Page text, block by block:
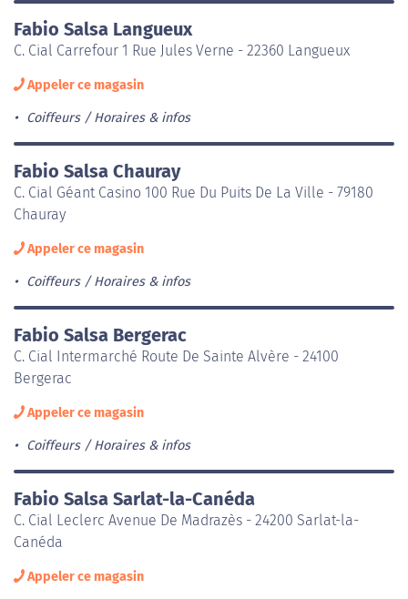
Fabio Salsa Langueux
C. Cial Carrefour 1 Rue Jules Verne - 22360 Langueux
Appeler ce magasin
Coiffeurs Horaires & infos
Fabio Salsa Chauray
C. Cial Géant Casino 100 Rue Du Puits De La Ville - 79180
Chauray
Appeler ce magasin
Coiffeurs Horaires & infos
Fabio Salsa Bergerac
C. Cial Intermarché Route De Sainte Alvère - 24100
Bergerac
Appeler ce magasin
Coiffeurs Horaires & infos
Fabio Salsa Sarlat-la-Canéda
C. Cial Leclerc Avenue De Madrazès - 24200 Sarlat-la-
Canéda
Appeler ce magasin